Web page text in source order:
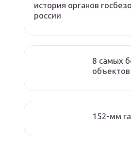
история органов
россии
8 самых
152-мм